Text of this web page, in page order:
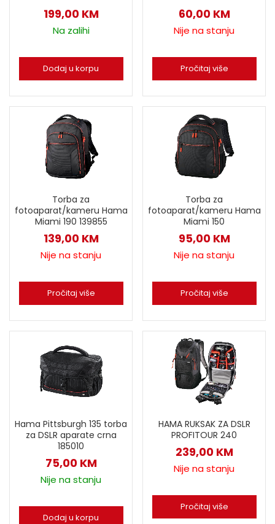
199,00 KM
Na zalihi
Dodaj u korpu
60,00 KM
Nije na stanju
Pročitaj više
Torba za
fotoaparat/kameru Hama
Miami 190 139855
139,00 KM
Nije na stanju
Pročitaj više
Torba za
fotoaparat/kameru Hama
Miami 150
95,00 KM
Nije na stanju
Pročitaj više
Hama Pittsburgh 135 torba
za DSLR aparate crna
185010
75,00 KM
Nije na stanju
Dodaj u korpu
HAMA RUKSAK ZA DSLR
PROFITOUR 240
239,00 KM
Nije na stanju
Pročitaj više